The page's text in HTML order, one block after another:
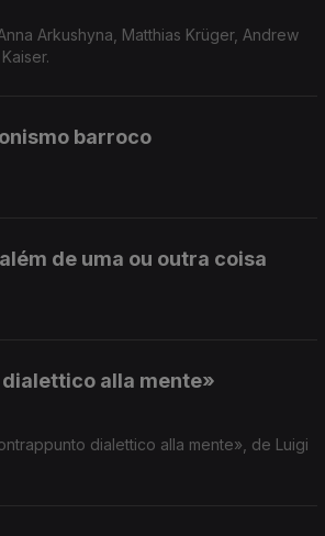
Arkushyna, Matthias Krüger, Andrew
barroco
de uma ou outra coisa
alla mente»
dialettico alla mente», de Luigi